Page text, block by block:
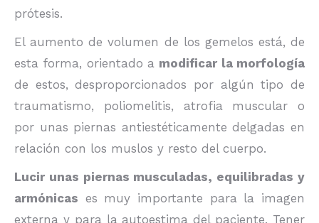
prótesis.
El aumento de volumen de los gemelos está, de
esta forma, orientado a modificar la morfología
de estos, desproporcionados por algún tipo de
traumatismo, poliomelitis, atrofia muscular o
por unas piernas antiestéticamente delgadas en
relación con los muslos y resto del cuerpo.
Lucir unas piernas musculadas, equilibradas y
armónicas es muy importante para la imagen
externa y para la autoestima del paciente. Tener